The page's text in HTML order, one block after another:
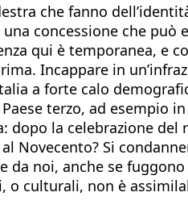
che fanno
concessione che può
qui è temporanea, e
Incappare in
a forte calo
terzo, ad esempio
la celebrazione
Si
da noi, anche se
culturali, non è